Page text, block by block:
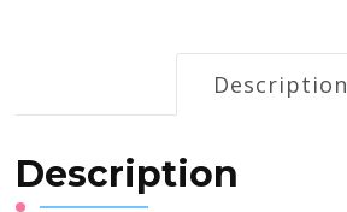
Description
Description